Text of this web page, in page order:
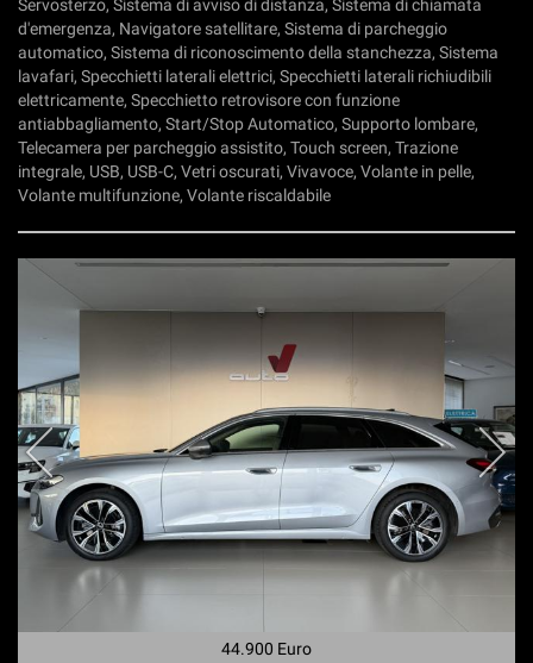
Servosterzo, Sistema di avviso di distanza, Sistema di chiamata
d'emergenza, Navigatore satellitare, Sistema di parcheggio
automatico, Sistema di riconoscimento della stanchezza, Sistema
lavafari, Specchietti laterali elettrici, Specchietti laterali richiudibili
elettricamente, Specchietto retrovisore con funzione
antiabbagliamento, Start/Stop Automatico, Supporto lombare,
Telecamera per parcheggio assistito, Touch screen, Trazione
integrale, USB, USB-C, Vetri oscurati, Vivavoce, Volante in pelle,
Volante multifunzione, Volante riscaldabile
44.900 Euro